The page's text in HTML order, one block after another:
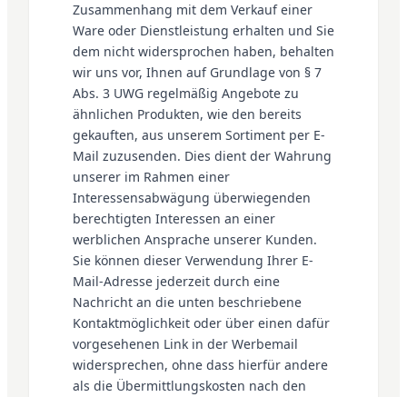
Zusammenhang mit dem Verkauf einer
Ware oder Dienstleistung erhalten und Sie
dem nicht widersprochen haben, behalten
wir uns vor, Ihnen auf Grundlage von § 7
Abs. 3 UWG regelmäßig Angebote zu
ähnlichen Produkten, wie den bereits
gekauften, aus unserem Sortiment per E-
Mail zuzusenden. Dies dient der Wahrung
unserer im Rahmen einer
Interessensabwägung überwiegenden
berechtigten Interessen an einer
werblichen Ansprache unserer Kunden.
Sie können dieser Verwendung Ihrer E-
Mail-Adresse jederzeit durch eine
Nachricht an die unten beschriebene
Kontaktmöglichkeit oder über einen dafür
vorgesehenen Link in der Werbemail
widersprechen, ohne dass hierfür andere
als die Übermittlungskosten nach den